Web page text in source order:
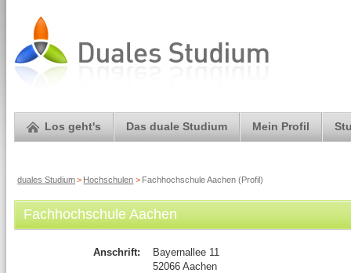
Los geht's Das duale Studium Mein Profil
duales Studium> Hochschulen > Fachhochschule Aachen (Profil)
Fachhochschule Aachen
Anschrift:
Bayernallee 11
52066 Aachen